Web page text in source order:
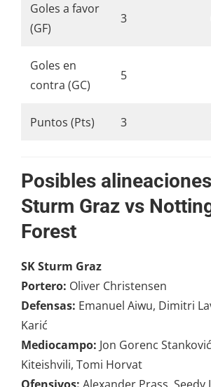
Goles a favor
(GF)
3
Goles en
contra (GC)
5
Puntos (Pts) 3
Posibles alineaciones
Sturm Graz vs
Forest
SK Sturm Graz
Portero: Oliver Christensen
Defensas: Emanuel Aiwu, Dimitri
Karić
Mediocampo: Jon Gorenc
Kiteishvili, Tomi Horvat